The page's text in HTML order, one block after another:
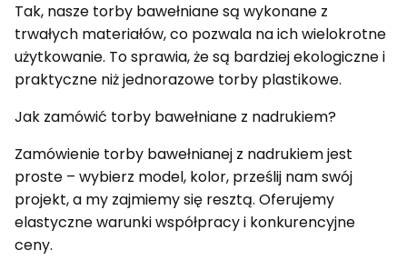
Tak, nasze torby bawełniane są wykonane z
trwałych materiałów, co pozwala na ich wielokrotne
użytkowanie. To sprawia, że są bardziej ekologiczne i
praktyczne niż jednorazowe torby plastikowe.
Jak zamówić torby bawełniane z nadrukiem?
Zamówienie torby bawełnianej z nadrukiem jest
proste – wybierz model, kolor, prześlij nam swój
projekt, a my zajmiemy się resztą. Oferujemy
elastyczne warunki współpracy i konkurencyjne
ceny.